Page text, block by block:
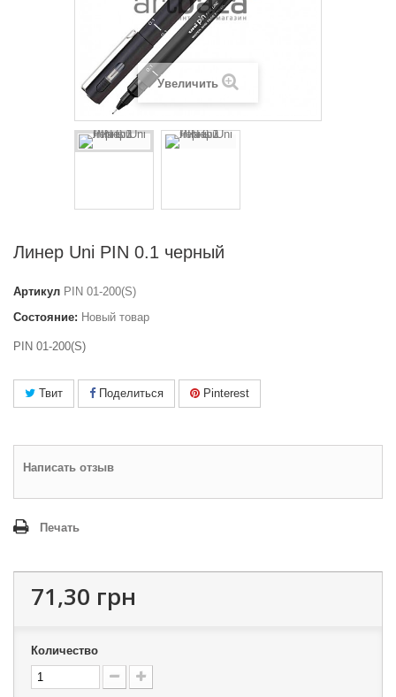
Увеличить
Линер Uni PIN 0.1 черный
Артикул PIN 01-200(S)
Состояние: Новый товар
PIN 01-200(S)
Твит Поделиться Pinterest
Написать отзыв
Печать
71,30 грн
Количество